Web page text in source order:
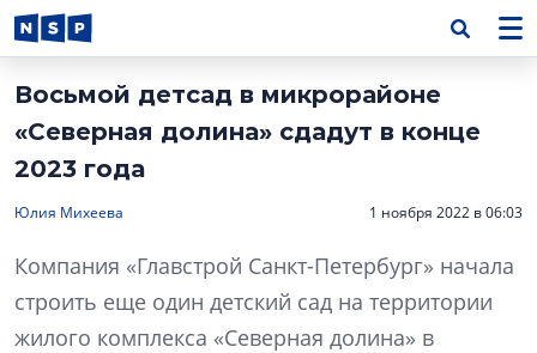
Восьмой детсад в микрорайоне
«Северная долина» сдадут в конце
2023 года
Юлия Михеева 1 ноября 2022 в 06:03
Компания «Главстрой Санкт-Петербург» начала
строить еще один детский сад на территории
жилого комплекса «Северная долина» в